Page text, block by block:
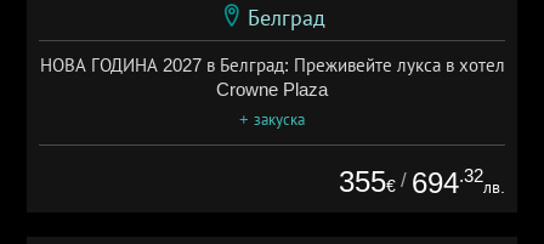
Белград
НОВА ГОДИНА 2027 в Белград: Преживейте лукса в хотел
Crowne Plaza
+ закуска
355€ / 694.32
лв.